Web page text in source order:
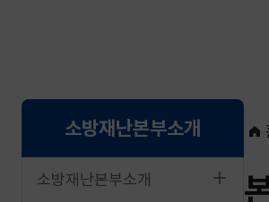
소방재난본부소개
소방재난본부소개
네이버밴드로 공
카카오톡으
URL